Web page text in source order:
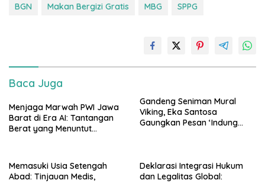
BGN Makan Bergizi Gratis MBG SPPG
Baca Juga
Menjaga Marwah PWI Jawa
Barat di Era AI: Tantangan
Berat yang Menuntut
Gandeng Seniman Mural
Viking, Eka Santosa
Gaungkan Pesan ‘Indung
Memasuki Usia Setengah
Abad: Tinjauan Medis,
Deklarasi Integrasi Hukum
dan Legalitas Global: